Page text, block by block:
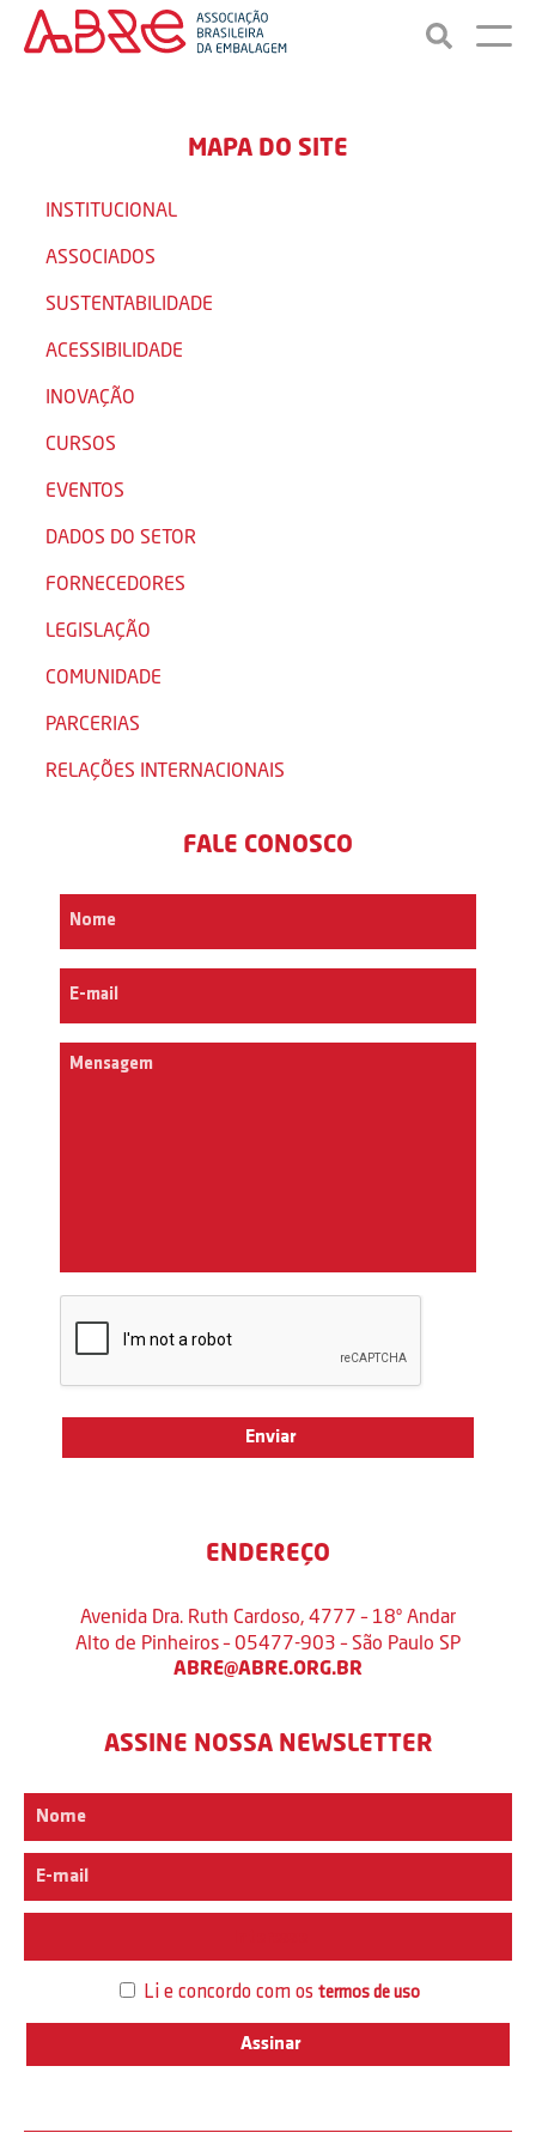
MAPA DO SITE
INSTITUCIONAL
ASSOCIADOS
SUSTENTABILIDADE
ACESSIBILIDADE
INOVAÇÃO
CURSOS
EVENTOS
DADOS DO SETOR
FORNECEDORES
LEGISLAÇÃO
COMUNIDADE
PARCERIAS
RELAÇÕES INTERNACIONAIS
FALE CONOSCO
ENDEREÇO
Avenida Dra. Ruth Cardoso, 4777 – 18º Andar
Alto de Pinheiros – 05477-903 – São Paulo SP
ABRE@ABRE.ORG.BR
ASSINE NOSSA NEWSLETTER
Li e concordo com os termos de uso